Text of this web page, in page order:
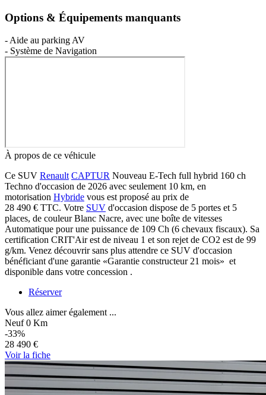
Options & Équipements manquants
- Aide au parking AV
- Système de Navigation
À propos de ce véhicule
Ce SUV Renault CAPTUR Nouveau E-Tech full hybrid 160 ch
Techno d'occasion de 2026 avec seulement 10 km, en
motorisation Hybride vous est proposé au prix de
28 490 € TTC. Votre SUV d'occasion dispose de 5 portes et 5
places, de couleur Blanc Nacre, avec une boîte de vitesses
Automatique pour une puissance de 109 Ch (6 chevaux fiscaux). Sa
certification CRIT'Air est de niveau 1 et son rejet de CO2 est de 99
g/km. Venez découvrir sans plus attendre ce SUV d'occasion
bénéficiant d'une garantie «Garantie constructeur 21 mois» et
disponible dans votre concession .
Réserver
Vous allez aimer également ...
Neuf 0 Km
-33%
28 490 €
Voirla fiche